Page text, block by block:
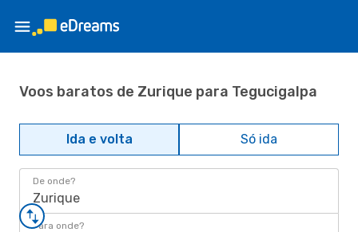
Voos baratos de Zurique para Tegucigalpa
Ida e volta Só ida
De onde?
Zurique
Para onde?